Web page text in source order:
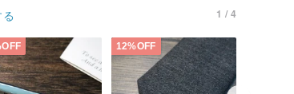
1 / 4
12%OFF